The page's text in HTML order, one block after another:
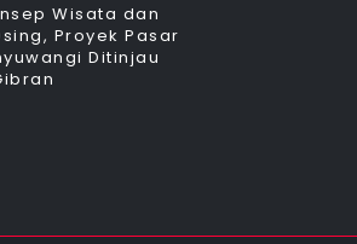
Wisata dan
Proyek Pasar
Ditinjau